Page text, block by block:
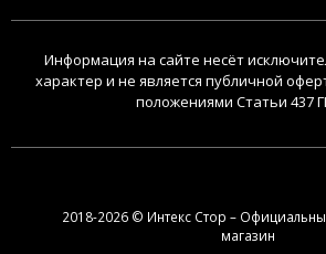
Информация на сайте несёт
характер и не является публичной
положениями Статьи 437
2018-2026 © Интекс Стор –
магазин